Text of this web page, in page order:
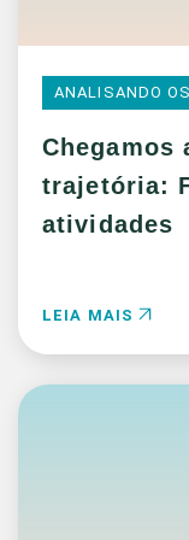
ANALISANDO
Chegamos
trajetória:
atividades
LEIA MAIS